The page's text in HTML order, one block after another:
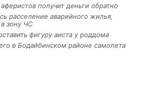
получит деньги обратно
расселение аварийного жилья,
зону ЧС
фигуру аиста у роддома
в Бодайбинском районе самолета